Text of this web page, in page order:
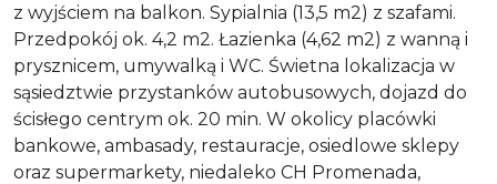
z wyjściem na balkon. Sypialnia (13,5 m2) z szafami.
Przedpokój ok. 4,2 m2. Łazienka (4,62 m2) z wanną i
prysznicem, umywalką i WC. Świetna lokalizacja w
sąsiedztwie przystanków autobusowych, dojazd do
ścisłego centrym ok. 20 min. W okolicy placówki
bankowe, ambasady, restauracje, osiedlowe sklepy
oraz supermarkety, niedaleko CH Promenada,